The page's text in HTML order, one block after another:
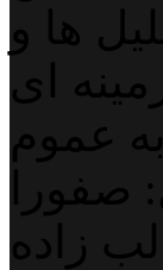
ها و
ای
عموم
زاده